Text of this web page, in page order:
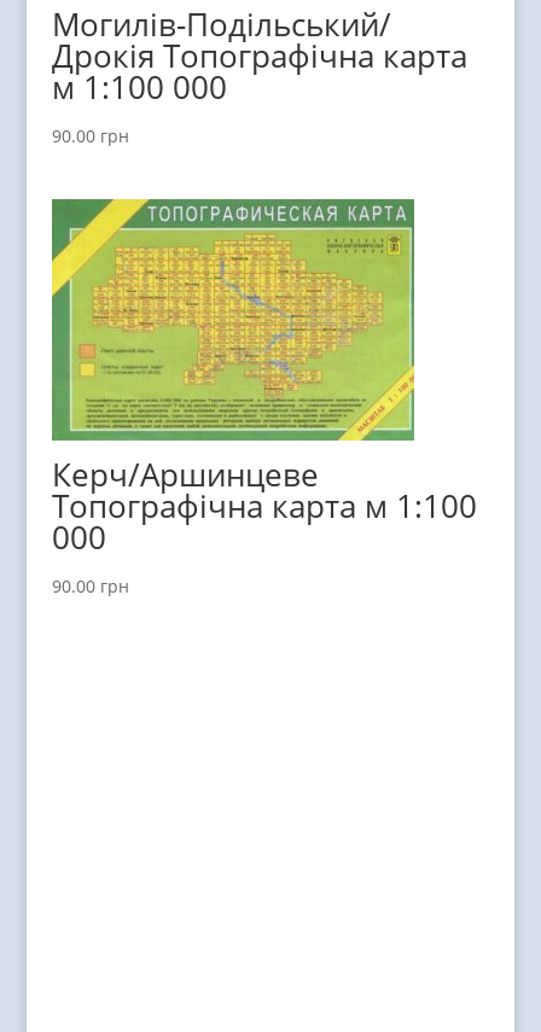
Могилів-Подільський/
Дрокія Топографічна карта
м 1:100 000
90.00 грн
Керч/Аршинцеве
Топографічна карта м 1:100
000
90.00 грн